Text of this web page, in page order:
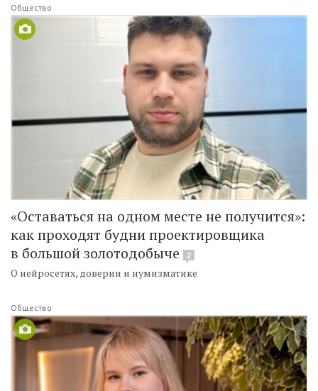
Общество
«Оставаться на одном месте не получится»:
как проходят будни проектировщика
в большой золотодобыче
2
О нейросетях, доверии и нумизматике
Общество